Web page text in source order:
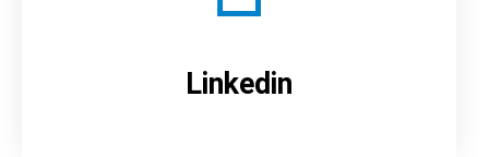
Linkedin